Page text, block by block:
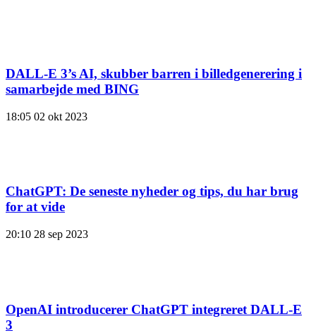
DALL-E 3’s AI, skubber barren i billedgenerering i
samarbejde med BING
18:05 02 okt 2023
ChatGPT: De seneste nyheder og tips, du har brug
for at vide
20:10 28 sep 2023
OpenAI introducerer ChatGPT integreret DALL-E
3